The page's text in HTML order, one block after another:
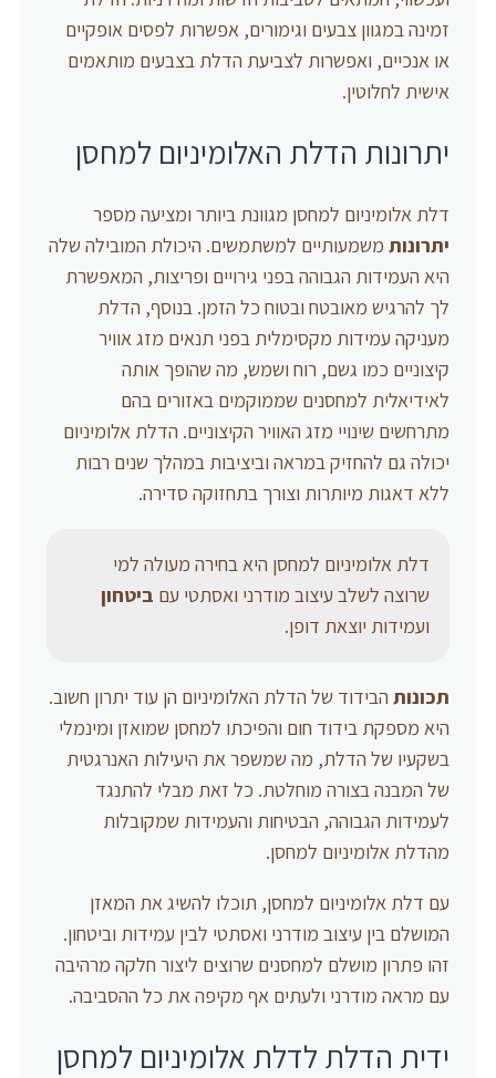
זמינה במגוון צבעים וגימורים, אפשרות לפסים אופקיים
או אנכיים, ואפשרות לצביעת הדלת בצבעים מותאמים
אישית לחלוטין.
יתרונות הדלת האלומיניום למחסן
דלת אלומיניום למחסן מגוונת ביותר ומציעה מספר
יתרונותמשמעותיים למשתמשים. היכולת המובילה שלה
היא העמידות הגבוהה בפני גירויים ופריצות, המאפשרת
לך להרגיש מאובטח ובטוח כל הזמן. בנוסף, הדלת
מעניקה עמידות מקסימלית בפני תנאים מזג אוויר
קיצוניים כמו גשם, רוח ושמש, מה שהופך אותה
לאידיאלית למחסנים שממוקמים באזורים בהם
מתרחשים שינויי מזג האוויר הקיצוניים. הדלת אלומיניום
יכולה גם להחזיק במראה וביציבות במהלך שנים רבות
ללא דאגות מיותרות וצורך בתחזוקה סדירה.
דלת אלומיניום למחסן היא בחירה מעולה למי
שרוצה לשלב עיצוב מודרני ואסתטי עם ביטחון
ועמידות יוצאת דופן.
תכונותהבידוד של הדלת האלומיניום הן עוד יתרון חשוב.
היא מספקת בידוד חום והפיכתו למחסן שמואזן ומינמלי
בשקעיו של הדלת, מה שמשפר את היעילות האנרגטית
של המבנה בצורה מוחלטת. כל זאת מבלי להתנגד
לעמידות הגבוהה, הבטיחות והעמידות שמקובלות
מהדלת אלומיניום למחסן.
עם דלת אלומיניום למחסן, תוכלו להשיג את המאזן
המושלם בין עיצוב מודרני ואסתטי לבין עמידות וביטחון.
זהו פתרון מושלם למחסנים שרוצים ליצור חלקה מרהיבה
עם מראה מודרני ולעתים אף מקיפה את כל ההסביבה.
ידית הדלת לדלת אלומיניום למחסן